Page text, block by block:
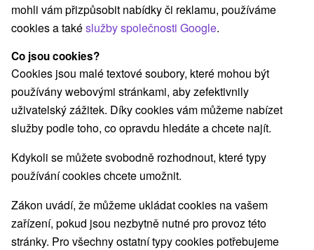
+421 917 682 260 strbske@vt.sk
Facebook
Google recenze
059 85 Vysoké Tatry - Štrbské PlesoGPS:
N +49° 7' 47.48''
mohli vám přizpůsobit nabídky či reklamu, používáme
cookies a takéslužby společnosti Google.
Co jsou cookies?
Cookies jsou malé textové soubory, které mohou být
používány webovými stránkami, aby zefektivnily
uživatelský zážitek. Díky cookies vám můžeme nabízet
služby podle toho, co opravdu hledáte a chcete najít.
Kdykoli se můžete svobodně rozhodnout, které typy
používání cookies chcete umožnit.
Zákon uvádí, že můžeme ukládat cookies na vašem
zařízení, pokud jsou nezbytně nutné pro provoz této
stránky. Pro všechny ostatní typy cookies potřebujeme